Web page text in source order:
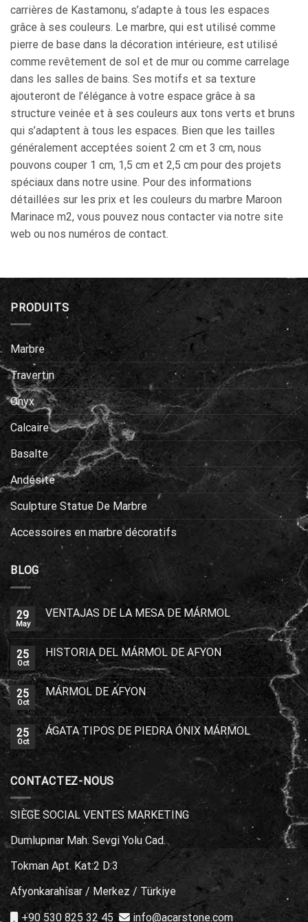
carrières de Kastamonu, s’adapte à tous les espaces
grâce à ses couleurs. Le marbre, qui est utilisé comme
pierre de base dans la décoration intérieure, est utilisé
comme revêtement de sol et de mur ou comme carrelage
dans les salles de bains. Ses motifs et sa texture
ajouteront de l’élégance à votre espace grâce à sa
structure veinée et à ses couleurs aux tons verts et bruns
qui s’adaptent à tous les espaces. Bien que les tailles
généralement acceptées soient 2 cm et 3 cm, nous
pouvons couper 1 cm, 1,5 cm et 2,5 cm pour des projets
spéciaux dans notre usine. Pour des informations
détaillées sur les prix et les couleurs du marbre Maroon
Marinace m2, vous pouvez nous contacter via notre site
web ou nos numéros de contact.
PRODUITS
Marbre
Travertin
Onyx
Calcaire
Basalte
Andésite
Sculpture Statue De Marbre
Accessoires en marbre décoratifs
BLOG
29
May
VENTAJAS DE LA MESA DE MÁRMOL
25
Oct
HISTORIA DEL MÁRMOL DE AFYON
25
Oct
MÁRMOL DE AFYON
25
Oct
ÁGATA TIPOS DE PIEDRA ÓNIX MÁRMOL
CONTACTEZ-NOUS
SIÈGE SOCIAL VENTES MARKETING
Dumlupınar Mah. Sevgi Yolu Cad.
Tokman Apt. Kat:2 D:3
Afyonkarahisar / Merkez / Türkiye
+90 530 825 32 45
info@acarstone.com